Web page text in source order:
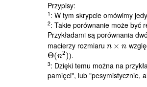
Przypisy:
1 : W tym skrypcie omówimy
2: Takie porównanie może być
Przykładami są porównania
macierzy rozmiaru n × n
n×n
Θ(n2)
Θ(n2) ).
3: Dzięki temu można na
pamięci", lub "pesymistycznie,